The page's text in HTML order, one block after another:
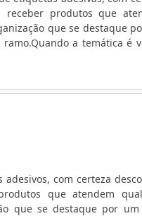
produtos que
que se destaque
a temática é
4Food Print o cliente
com certeza
que atendem
que se destaque por um